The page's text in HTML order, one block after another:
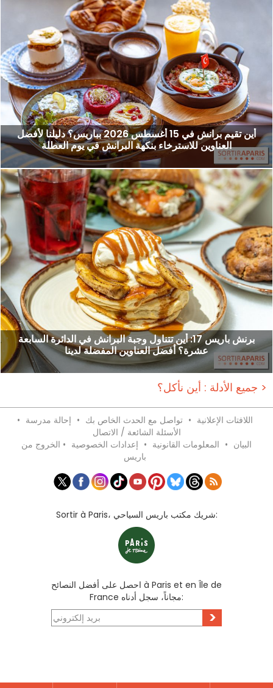
أين تقيم برانش في 15 أغسطس 2026 بباريس؟ دليلنا لأفضل
العناوين للاسترخاء بنكهة البرانش في يوم العطلة
برنش باريس 17: أين تتناول وجبة البرانش في الدائرة السابعة
عشرة؟ أفضل العناوين المفضلة لدينا
جميع الأدلة : أين نأكل؟ >
اللافتات الإعلانية • تواصل مع الحدث الخاص بك • إحالة مدرسة •
الأسئلة الشائعة / الاتصال
البيان • المعلومات القانونية • إعدادات الخصوصية • الخروج من
باريس
Sortir à Paris، شريك مكتب باريس السياحي:
احصل على أفضل النصائح à Paris et en Île de
France مجاناً، سجل أدناه:
>